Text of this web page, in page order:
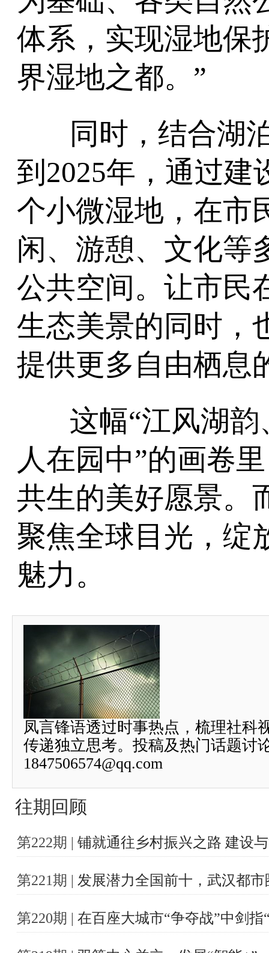
体系，实现湿地保
界湿地之都。”
同时，结合湖
到2025年，通过建
个小微湿地，在市
闲、游憩、文化等
公共空间。让市民
生态美景的同时，
提供更多自由栖息
这幅“江风湖
人在园中”的画卷
共生的美好愿景。
聚焦全球目光，绽
魅力。
凤言锋语透过时事热点，梳理社科
传递独立思考。投稿及热门话题讨
1847506574@qq.com
往期回顾
第222期 | 铺就通往乡村振兴之路 建设
第221期 | 发展潜力全国前十，武汉都
第220期 | 在百座大城市“争夺战”中剑